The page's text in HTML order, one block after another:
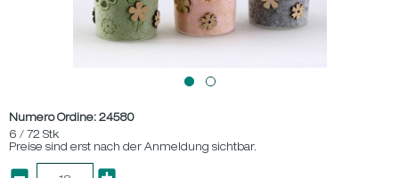
Numero Ordine: 24580
6 / 72 Stk
Preise sind erst nach der Anmeldung sichtbar.